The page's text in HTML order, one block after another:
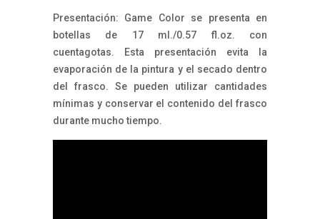
Presentación: Game Color se presenta en
botellas de 17 ml./0.57 fl.oz. con
cuentagotas. Esta presentación evita la
evaporación de la pintura y el secado dentro
del frasco. Se pueden utilizar cantidades
mínimas y conservar el contenido del frasco
durante mucho tiempo.